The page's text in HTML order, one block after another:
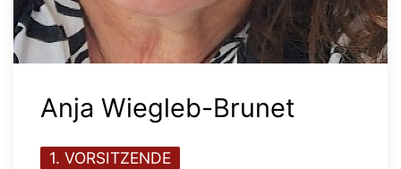
Anja Wiegleb-Brunet
1. VORSITZENDE